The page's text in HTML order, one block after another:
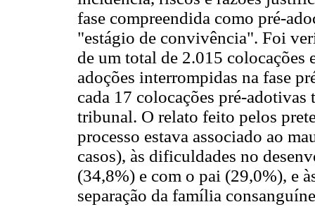
fase compreendida como pré-
"estágio de convivência". Foi
de um total de 2.015 colocações
adoções interrompidas na fase
cada 17 colocações pré-
tribunal. O relato feito pelos
processo estava associado ao
casos), às dificuldades no
(34,8%) e com o pai (29,0%), e
separação da família